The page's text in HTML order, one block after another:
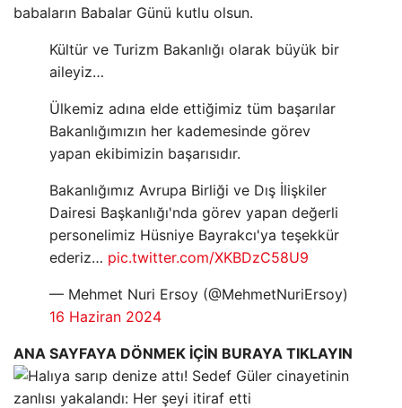
babaların Babalar Günü kutlu olsun.
Kültür ve Turizm Bakanlığı olarak büyük bir
aileyiz…
Ülkemiz adına elde ettiğimiz tüm başarılar
Bakanlığımızın her kademesinde görev
yapan ekibimizin başarısıdır.
Bakanlığımız Avrupa Birliği ve Dış İlişkiler
Dairesi Başkanlığı'nda görev yapan değerli
personelimiz Hüsniye Bayrakcı'ya teşekkür
ederiz… pic.twitter.com/XKBDzC58U9
— Mehmet Nuri Ersoy (@MehmetNuriErsoy)
16 Haziran 2024
ANA SAYFAYA DÖNMEK İÇİN BURAYA TIKLAYIN